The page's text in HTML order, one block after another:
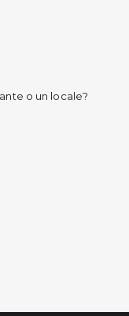
o un locale?